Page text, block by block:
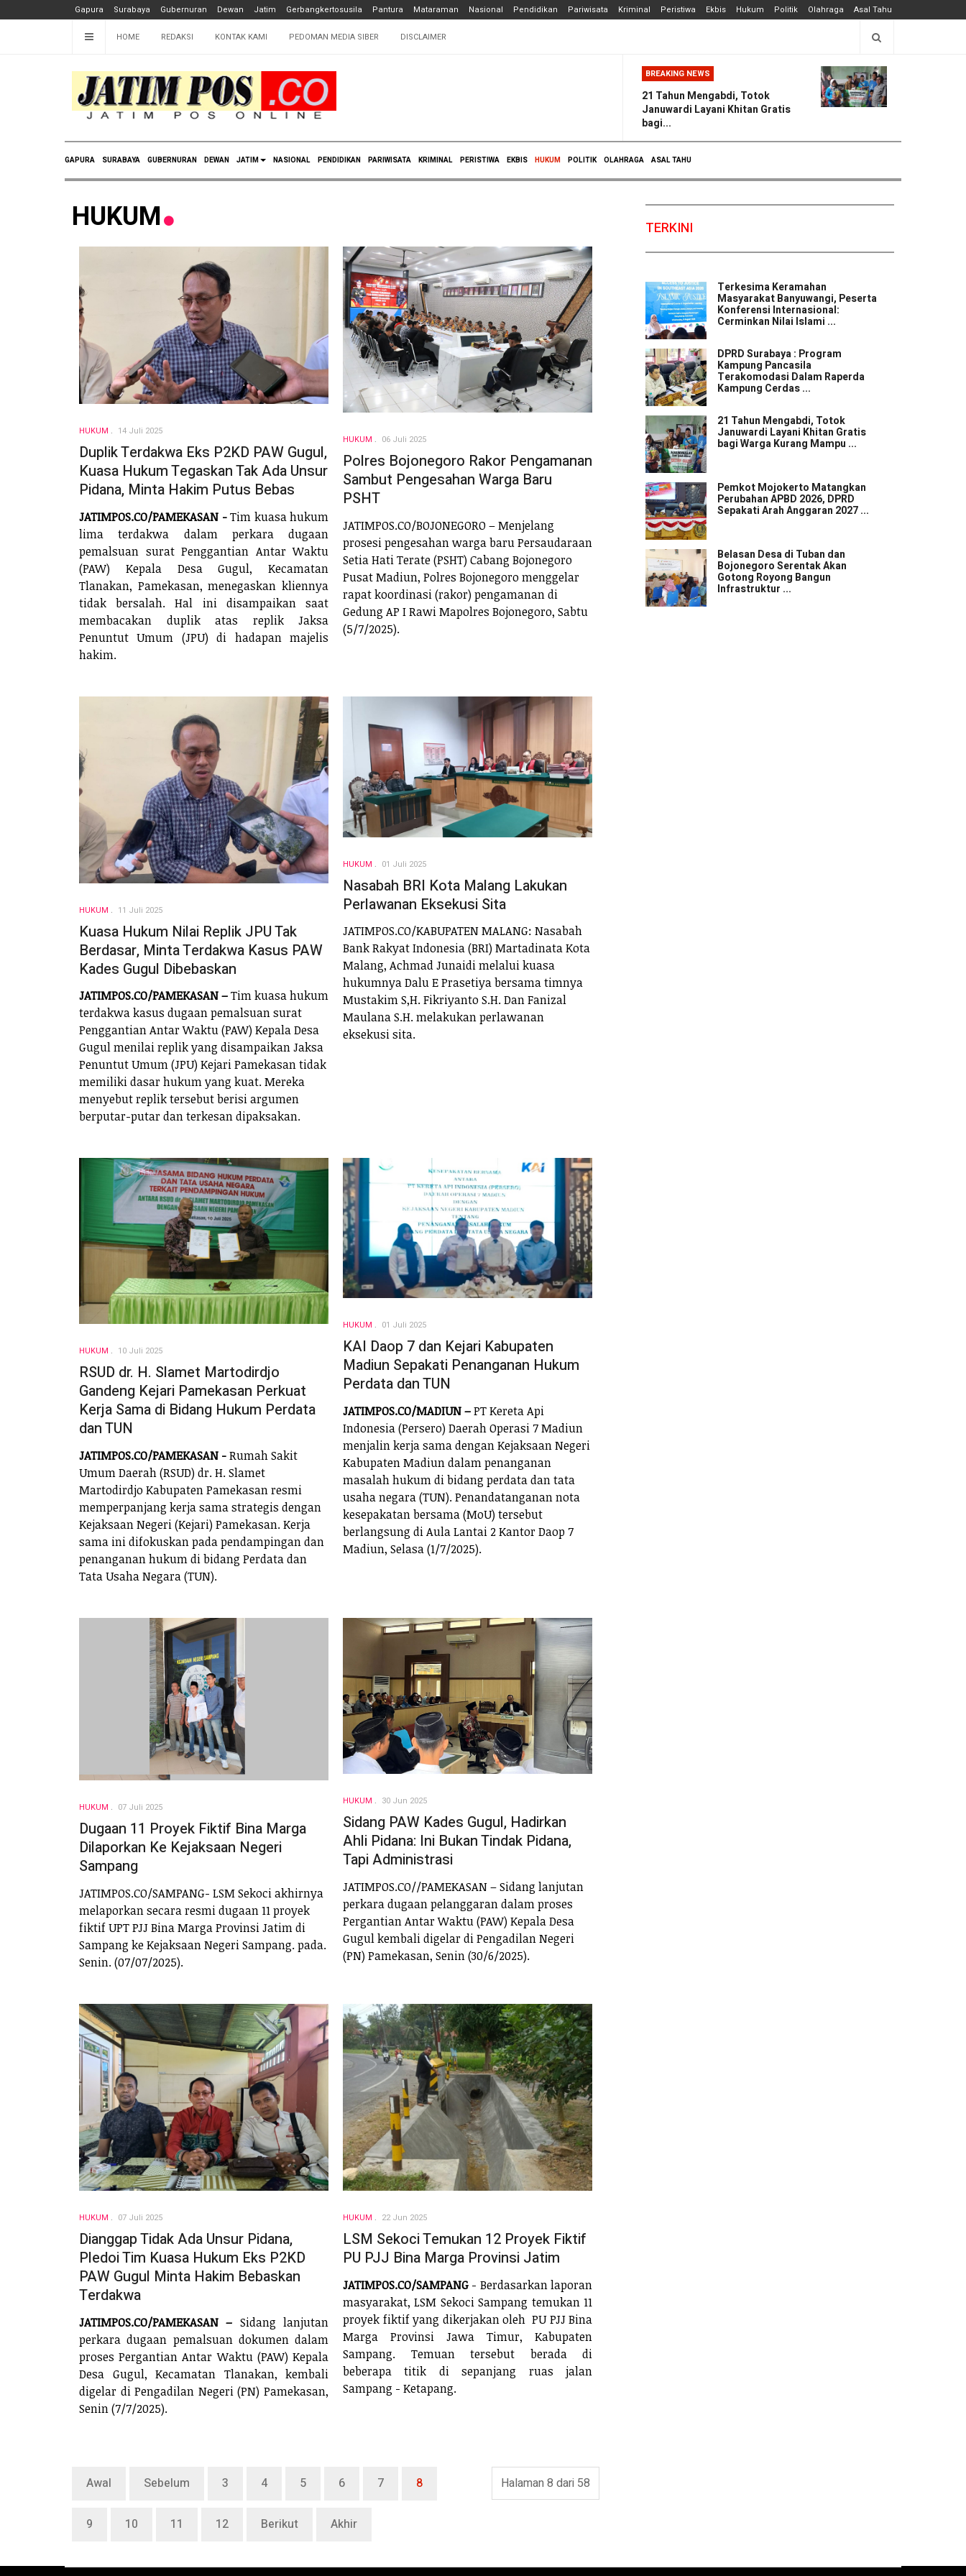
Gapura Surabaya Gubernuran Dewan Jatim Gerbangkertosusila Pantura Mataraman Nasional Pendidikan Pariwisata Kriminal Peristiwa Ekbis Hukum Politik Olahraga Asal Tahu
HOME REDAKSI KONTAK KAMI PEDOMAN MEDIA SIBER DISCLAIMER
BREAKING NEWS
21 Tahun Mengabdi, Totok
Januwardi Layani Khitan Gratis
bagi...
GAPURA SURABAYA GUBERNURAN DEWAN JATIM NASIONAL PENDIDIKAN PARIWISATA KRIMINAL PERISTIWA EKBIS HUKUM POLITIK OLAHRAGA ASAL TAHU
HUKUM
HUKUM 14 Juli 2025
Duplik Terdakwa Eks P2KD PAW Gugul,
Kuasa Hukum Tegaskan Tak Ada Unsur
Pidana, Minta Hakim Putus Bebas
JATIMPOS.CO/PAMEKASAN -Tim kuasa hukum
lima terdakwa dalam perkara dugaan
pemalsuan surat Penggantian Antar Waktu
(PAW) Kepala Desa Gugul, Kecamatan
Tlanakan, Pamekasan, menegaskan kliennya
tidak bersalah. Hal ini disampaikan saat
membacakan duplik atas replik Jaksa
Penuntut Umum (JPU) di hadapan majelis
hakim.
HUKUM 06 Juli 2025
Polres Bojonegoro Rakor Pengamanan
Sambut Pengesahan Warga Baru
PSHT
JATIMPOS.CO/BOJONEGORO – Menjelang
prosesi pengesahan warga baru Persaudaraan
Setia Hati Terate (PSHT) Cabang Bojonegoro
Pusat Madiun, Polres Bojonegoro menggelar
rapat koordinasi (rakor) pengamanan di
Gedung AP I Rawi Mapolres Bojonegoro, Sabtu
(5/7/2025).
HUKUM 11 Juli 2025
Kuasa Hukum Nilai Replik JPU Tak
Berdasar, Minta Terdakwa Kasus PAW
Kades Gugul Dibebaskan
JATIMPOS.CO/PAMEKASAN –Tim kuasa hukum
terdakwa kasus dugaan pemalsuan surat
Penggantian Antar Waktu (PAW) Kepala Desa
Gugul menilai replik yang disampaikan Jaksa
Penuntut Umum (JPU) Kejari Pamekasan tidak
memiliki dasar hukum yang kuat. Mereka
menyebut replik tersebut berisi argumen
berputar-putar dan terkesan dipaksakan.
HUKUM 01 Juli 2025
Nasabah BRI Kota Malang Lakukan
Perlawanan Eksekusi Sita
JATIMPOS.CO/KABUPATEN MALANG: Nasabah
Bank Rakyat Indonesia (BRI) Martadinata Kota
Malang, Achmad Junaidi melalui kuasa
hukumnya Dalu E Prasetiya bersama timnya
Mustakim S,H. Fikriyanto S.H. Dan Fanizal
Maulana S.H. melakukan perlawanan
eksekusi sita.
HUKUM 10 Juli 2025
RSUD dr. H. Slamet Martodirdjo
Gandeng Kejari Pamekasan Perkuat
Kerja Sama di Bidang Hukum Perdata
dan TUN
JATIMPOS.CO/PAMEKASAN -Rumah Sakit
Umum Daerah (RSUD) dr. H. Slamet
Martodirdjo Kabupaten Pamekasan resmi
memperpanjang kerja sama strategis dengan
Kejaksaan Negeri (Kejari) Pamekasan. Kerja
sama ini difokuskan pada pendampingan dan
penanganan hukum di bidang Perdata dan
Tata Usaha Negara (TUN).
HUKUM 01 Juli 2025
KAI Daop 7 dan Kejari Kabupaten
Madiun Sepakati Penanganan Hukum
Perdata dan TUN
JATIMPOS.CO/MADIUN –PT Kereta Api
Indonesia (Persero) Daerah Operasi 7 Madiun
menjalin kerja sama dengan Kejaksaan Negeri
Kabupaten Madiun dalam penanganan
masalah hukum di bidang perdata dan tata
usaha negara (TUN). Penandatanganan nota
kesepakatan bersama (MoU) tersebut
berlangsung di Aula Lantai 2 Kantor Daop 7
Madiun, Selasa (1/7/2025).
HUKUM 07 Juli 2025
Dugaan 11 Proyek Fiktif Bina Marga
Dilaporkan Ke Kejaksaan Negeri
Sampang
JATIMPOS.CO/SAMPANG- LSM Sekoci akhirnya
melaporkan secara resmi dugaan 11 proyek
fiktif UPT PJJ Bina Marga Provinsi Jatim di
Sampang ke Kejaksaan Negeri Sampang. pada.
Senin. (07/07/2025).
HUKUM 30 Jun 2025
Sidang PAW Kades Gugul, Hadirkan
Ahli Pidana: Ini Bukan Tindak Pidana,
Tapi Administrasi
JATIMPOS.CO//PAMEKASAN – Sidang lanjutan
perkara dugaan pelanggaran dalam proses
Pergantian Antar Waktu (PAW) Kepala Desa
Gugul kembali digelar di Pengadilan Negeri
(PN) Pamekasan, Senin (30/6/2025).
HUKUM 07 Juli 2025
Dianggap Tidak Ada Unsur Pidana,
Pledoi Tim Kuasa Hukum Eks P2KD
PAW Gugul Minta Hakim Bebaskan
Terdakwa
JATIMPOS.CO/PAMEKASAN – Sidang lanjutan
perkara dugaan pemalsuan dokumen dalam
proses Pergantian Antar Waktu (PAW) Kepala
Desa Gugul, Kecamatan Tlanakan, kembali
digelar di Pengadilan Negeri (PN) Pamekasan,
Senin (7/7/2025).
HUKUM 22 Jun 2025
LSM Sekoci Temukan 12 Proyek Fiktif
PU PJJ Bina Marga Provinsi Jatim
JATIMPOS.CO/SAMPANG - Berdasarkan laporan
masyarakat, LSM Sekoci Sampang temukan 11
proyek fiktif yang dikerjakan oleh PU PJJ Bina
Marga Provinsi Jawa Timur, Kabupaten
Sampang. Temuan tersebut berada di
beberapa titik di sepanjang ruas jalan
Sampang - Ketapang.
Halaman 8 dari 58
Awal Sebelum 3 4 5 6 7 8
9 10 11 12 Berikut Akhir
TERKINI
Terkesima Keramahan
Masyarakat Banyuwangi, Peserta
Konferensi Internasional:
Cerminkan Nilai Islami ...
DPRD Surabaya : Program
Kampung Pancasila
Terakomodasi Dalam Raperda
Kampung Cerdas ...
21 Tahun Mengabdi, Totok
Januwardi Layani Khitan Gratis
bagi Warga Kurang Mampu ...
Pemkot Mojokerto Matangkan
Perubahan APBD 2026, DPRD
Sepakati Arah Anggaran 2027 ...
Belasan Desa di Tuban dan
Bojonegoro Serentak Akan
Gotong Royong Bangun
Infrastruktur ...